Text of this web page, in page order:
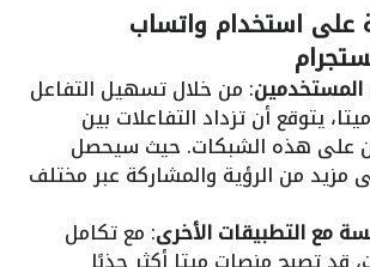
على استخدام واتساب
المستخدمين: من خلال تسهيل التفاعل
يتوقع أن تزداد التفاعلات بين
على هذه الشبكات. حيث سيحصل
مزيد من الرؤية والمشاركة عبر مختلف
مع التطبيقات الأخرى: مع تكامل